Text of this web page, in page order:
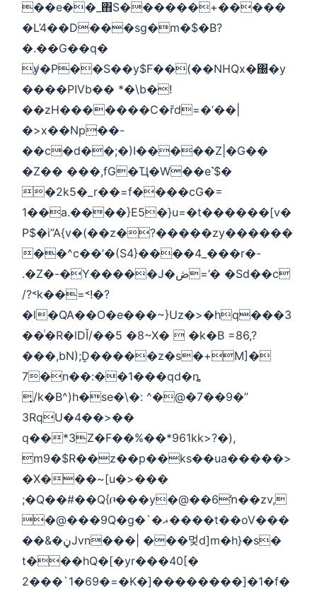
��e��_΋S������+�����
�L’4��D���sg�m�$�B?
�.��G��q�
y̸�P��S��y$F��(��NHQx�΀�y
����PIVb�� *�\b�!
��zH�������C�řd=�’��|
�>x��Np��-
��c�d��;�)I�����Z|�G��
�Z�� ���,fG�Ҵ�W��e˺$�
�2k5�_r��=f����cG�=
1��a.����}E5�}u=�t������[v�
P$�i”A{v�(��z�?�����zy������
��^c��’�(S4}����4_���r�-
.�Z�-�Y�����J�ڞ=’� �Sd��ϲ
/?˂k��=˂!�?
�l�QA��O�e���~}Uz�>�hq���3
��ͭ�R�lDǏ/��5 �8~X�  �k�B =86,?
���,bN);Ḓ�����z�s�+M]�
7�n��:��1���qd�ȵ
͎/k�B^)h�se�\�: ^�@�7��9�”
3RqU�4��>��
q��*3Z�F��%��*961kk>?�),
m9�$R��z��p��ks��ua�����>
�X���~[u�>���
;�Q��#��Q{ቦ���y�@��6ŉ��zv,
�@���9Q�g�`�ޣ����t��oV���
��&�ڼJvn���| ���멎d]m�h}�s�
t���hQ�[�yr���40[�
2���`1�69�=�K�]��������]�1�f�